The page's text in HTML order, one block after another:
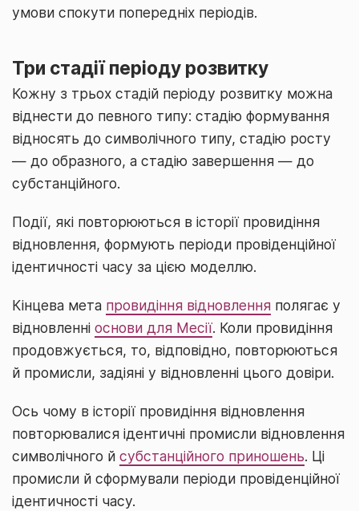
умови спокути попередніх періодів.
Три стадії періоду розвитку
Кожну з трьох стадій періоду розвитку можна
віднести до певного типу: стадію формування
відносять до символічного типу, стадію росту
— до образного, а стадію завершення — до
субстанційного.
Події, які повторюються в історії провидіння
відновлення, формують періоди провіденційної
ідентичності часу за цією моделлю.
Кінцева мета провидіння відновлення полягає у
відновленні основи для Месії. Коли провидіння
продовжується, то, відповідно, повторюються
й промисли, задіяні у відновленні цього довіри.
Ось чому в історії провидіння відновлення
повторювалися ідентичні промисли відновлення
символічного й субстанційного приношень. Ці
промисли й сформували періоди провіденційної
ідентичності часу.